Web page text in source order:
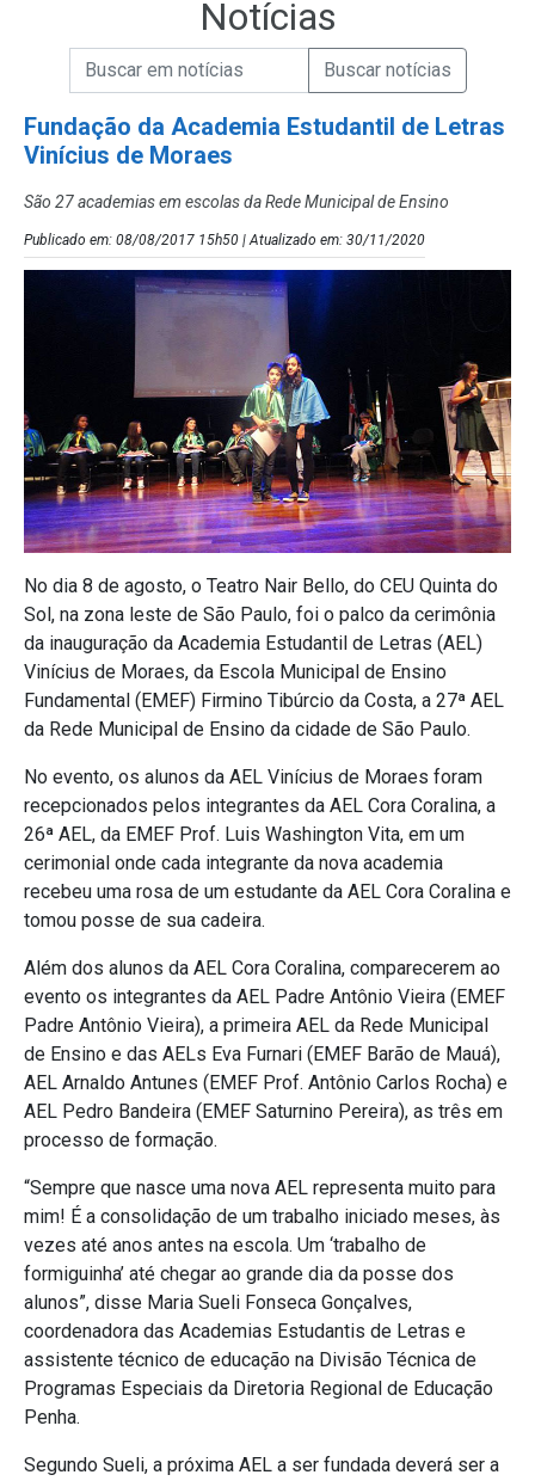
Notícias
Campo de Busca de Notícias
Campo de Busca de informaçõesEnviar a Busca de Notícias
Fundação da Academia Estudantil de Letras
Vinícius de Moraes
São 27 academias em escolas da Rede Municipal de Ensino
Publicado em: 08/08/2017 15h50 | Atualizado em: 30/11/2020
No dia 8 de agosto, o Teatro Nair Bello, do CEU Quinta do
Sol, na zona leste de São Paulo, foi o palco da cerimônia
da inauguração da Academia Estudantil de Letras (AEL)
Vinícius de Moraes, da Escola Municipal de Ensino
Fundamental (EMEF) Firmino Tibúrcio da Costa, a 27ª AEL
da Rede Municipal de Ensino da cidade de São Paulo.
No evento, os alunos da AEL Vinícius de Moraes foram
recepcionados pelos integrantes da AEL Cora Coralina, a
26ª AEL, da EMEF Prof. Luis Washington Vita, em um
cerimonial onde cada integrante da nova academia
recebeu uma rosa de um estudante da AEL Cora Coralina e
tomou posse de sua cadeira.
Além dos alunos da AEL Cora Coralina, comparecerem ao
evento os integrantes da AEL Padre Antônio Vieira (EMEF
Padre Antônio Vieira), a primeira AEL da Rede Municipal
de Ensino e das AELs Eva Furnari (EMEF Barão de Mauá),
AEL Arnaldo Antunes (EMEF Prof. Antônio Carlos Rocha) e
AEL Pedro Bandeira (EMEF Saturnino Pereira), as três em
processo de formação.
“Sempre que nasce uma nova AEL representa muito para
mim! É a consolidação de um trabalho iniciado meses, às
vezes até anos antes na escola. Um ‘trabalho de
formiguinha’ até chegar ao grande dia da posse dos
alunos”, disse Maria Sueli Fonseca Gonçalves,
coordenadora das Academias Estudantis de Letras e
assistente técnico de educação na Divisão Técnica de
Programas Especiais da Diretoria Regional de Educação
Penha.
Segundo Sueli, a próxima AEL a ser fundada deverá ser a